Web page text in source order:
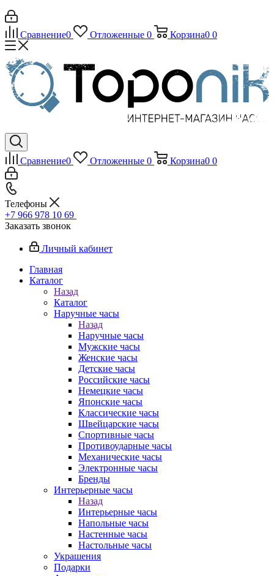
Сравнение0 Отложенные 0 Корзина0 0
Сравнение0 Отложенные 0 Корзина0 0
Телефоны
+7 966 978 10 69
Заказать звонок
Личный кабинет
Главная
Каталог
Назад
Каталог
Наручные часы
Назад
Наручные часы
Мужские часы
Женские часы
Детские часы
Российские часы
Немецкие часы
Японские часы
Классические часы
Швейцарские часы
Спортивные часы
Противоударные часы
Механические часы
Электронные часы
Бренды
Интерьерные часы
Назад
Интерьерные часы
Напольные часы
Настенные часы
Настольные часы
Украшения
Подарки